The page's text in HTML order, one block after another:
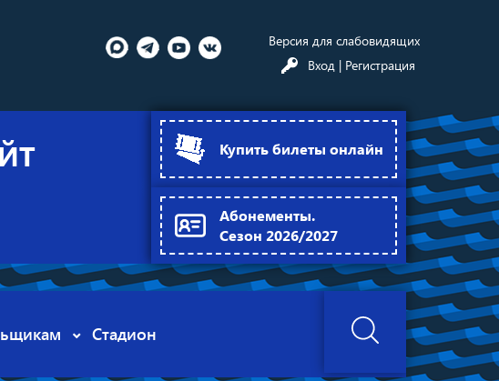
Версия для слабовидящих
Вход | Регистрация
Купить билеты онлайн
Абонементы.
Сезон 2026/2027
Стадион